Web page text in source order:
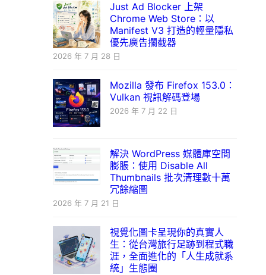
Just Ad Blocker 上架
Chrome Web Store：以
Manifest V3 打造的輕量隱私
優先廣告攔截器
2026 年 7 月 28 日
Mozilla 發布 Firefox 153.0：
Vulkan 視訊解碼登場
2026 年 7 月 22 日
解決 WordPress 媒體庫空間
膨脹：使用 Disable All
Thumbnails 批次清理數十萬
冗餘縮圖
2026 年 7 月 21 日
視覺化圖卡呈現你的真實人
生：從台灣旅行足跡到程式職
涯，全面進化的「人生成就系
統」生態圈